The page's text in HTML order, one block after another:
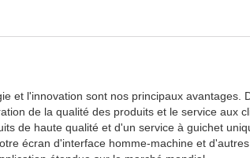
et l'innovation sont nos principaux
de la qualité des produits et le service aux
de haute qualité et d'un service à guichet
écran d'interface homme-machine et